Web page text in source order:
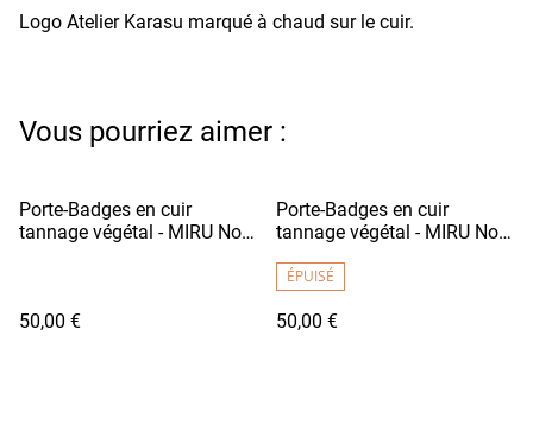
Logo Atelier Karasu marqué à chaud sur le cuir.
Vous pourriez aimer :
Porte-Badges en cuir
tannage végétal - MIRU Noir
50,00 €
Porte-Badges en cuir
tannage végétal - MIRU Noir
ÉPUISÉ
50,00 €